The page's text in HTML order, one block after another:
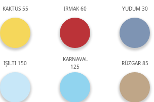
KAKTÜS 55 IRMAK 60 YUDUM 30
IŞILTI 150
KARNAVAL
125
RÜZGAR 85